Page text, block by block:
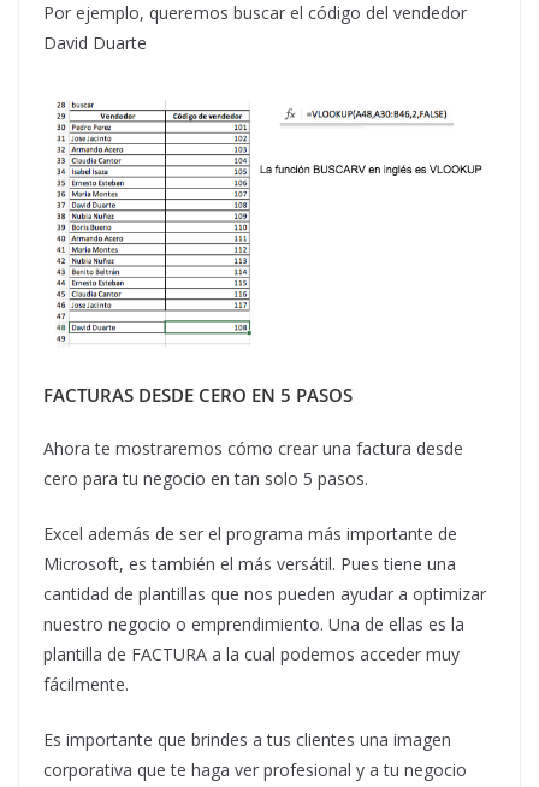
Por ejemplo, queremos buscar el código del vendedor
David Duarte
FACTURAS DESDE CERO EN 5 PASOS
Ahora te mostraremos cómo crear una factura desde
cero para tu negocio en tan solo 5 pasos.
Excel además de ser el programa más importante de
Microsoft, es también el más versátil. Pues tiene una
cantidad de plantillas que nos pueden ayudar a optimizar
nuestro negocio o emprendimiento. Una de ellas es la
plantilla de FACTURA a la cual podemos acceder muy
fácilmente.
Es importante que brindes a tus clientes una imagen
corporativa que te haga ver profesional y a tu negocio